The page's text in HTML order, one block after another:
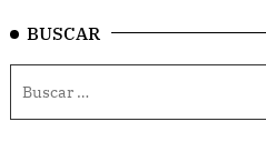
BUSCAR